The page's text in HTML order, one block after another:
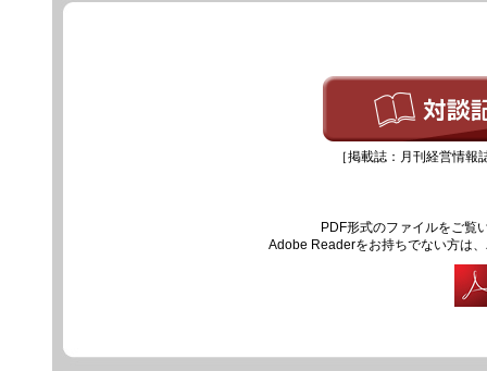
［掲載誌：月刊経営情
PDF形式のファイルをご覧
Adobe Readerをお持ちでない方は